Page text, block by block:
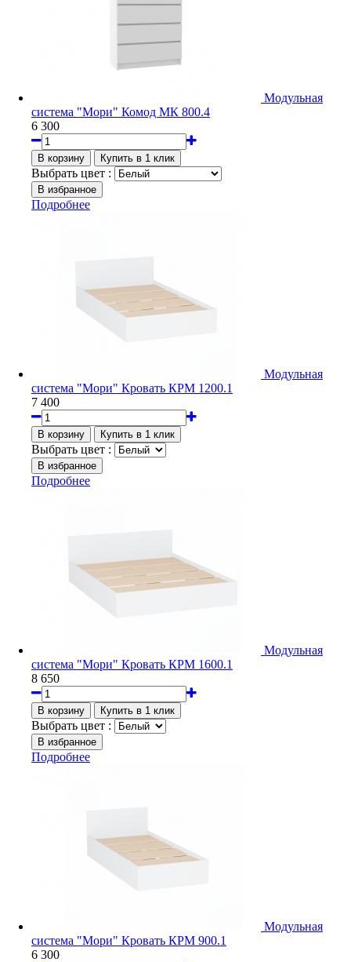
Модульная
система "Мори" Комод МК 800.4
6 300
Выбрать цвет :
Подробнее
Модульная
система "Мори" Кровать КРМ 1200.1
7 400
Выбрать цвет :
Подробнее
Модульная
система "Мори" Кровать КРМ 1600.1
8 650
Выбрать цвет :
Подробнее
Модульная
система "Мори" Кровать КРМ 900.1
6 300